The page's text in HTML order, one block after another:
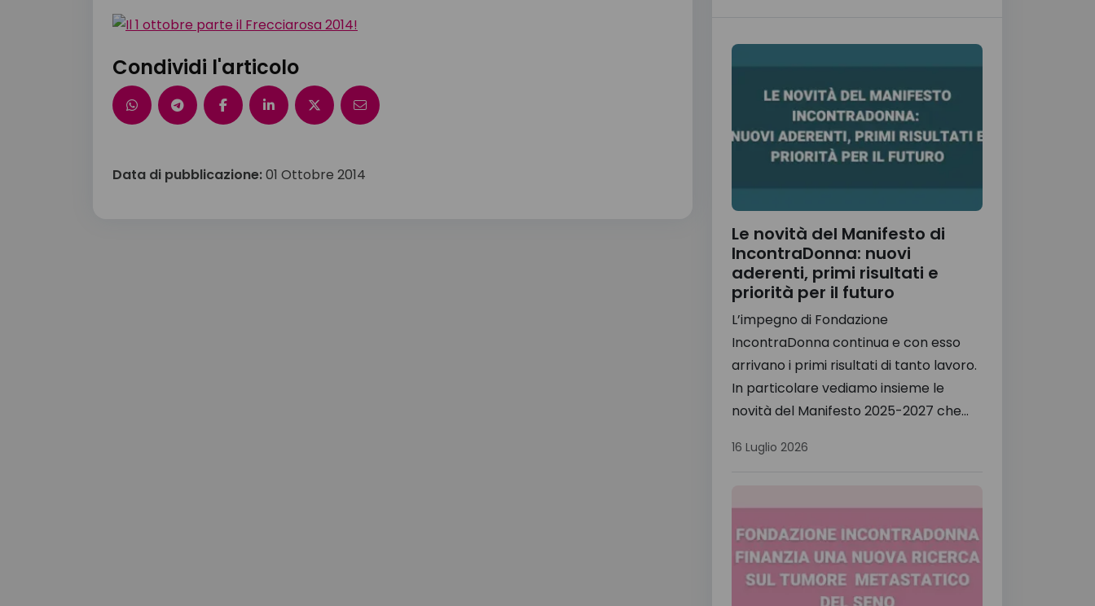
Condividi l'articolo
Data di pubblicazione:01 Ottobre 2014
Le novità del Manifesto di
IncontraDonna: nuovi
aderenti, primi risultati e
priorità per il futuro
L’impegno di Fondazione
IncontraDonna continua e con esso
arrivano i primi risultati di tanto lavoro.
In particolare vediamo insieme le
novità del Manifesto 2025-2027 che...
16 Luglio 2026